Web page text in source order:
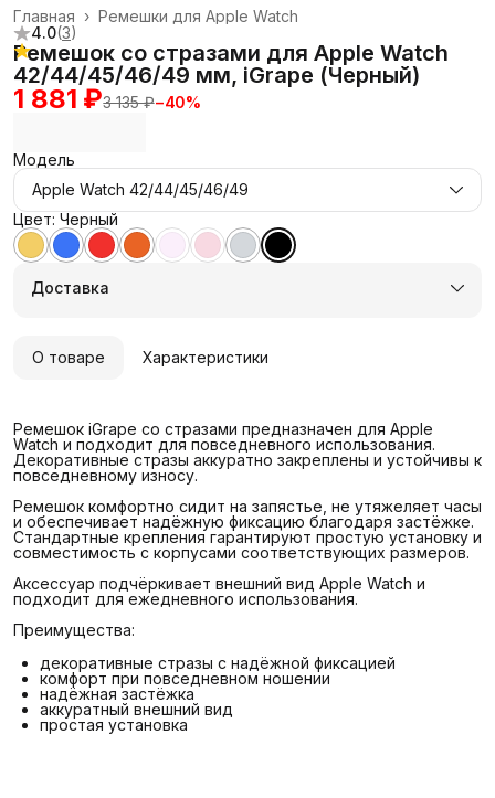
Ремешки для Apple Watch
Главная ›
4.0(3)
Ремешок со стразами для Apple Watch
42/44/45/46/49 мм, iGrape (Черный)
1 881 ₽3 135 ₽−40%
Модель
Apple Watch 42/44/45/46/49
Цвет: Черный
Доставка
О товаре Характеристики
Ремешок iGrape со стразами предназначен для Apple
Watch и подходит для повседневного использования.
Декоративные стразы аккуратно закреплены и устойчивы к
повседневному износу.
Ремешок комфортно сидит на запястье, не утяжеляет часы
и обеспечивает надёжную фиксацию благодаря застёжке.
Стандартные крепления гарантируют простую установку и
совместимость с корпусами соответствующих размеров.
Аксессуар подчёркивает внешний вид Apple Watch и
подходит для ежедневного использования.
Преимущества:
декоративные стразы с надёжной фиксацией
комфорт при повседневном ношении
надёжная застёжка
аккуратный внешний вид
простая установка